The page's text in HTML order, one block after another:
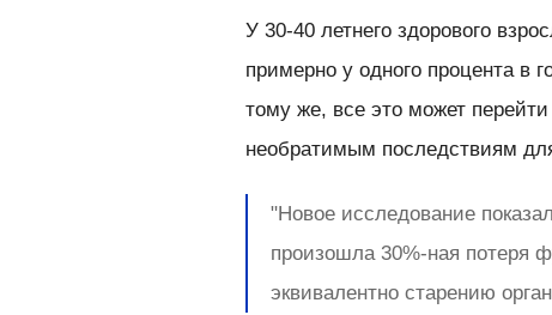
У 30-40 летнего здорового
примерно у одного процента в
тому же, все это может
необратимым последствиям
"Новое исследование
произошла 30%-ная потеря
эквивалентно старению